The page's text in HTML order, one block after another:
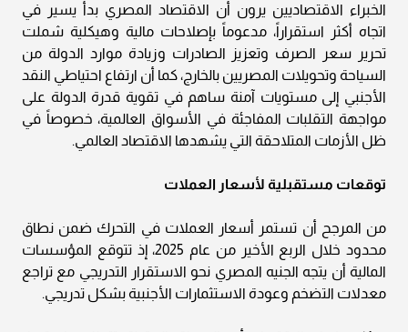
الخبراء الاقتصاديين يرون أن الاقتصاد المصري بدأ يسير في
اتجاه أكثر استقراراً، مدعوماً بإصلاحات مالية وهيكلية شملت
تحرير سعر الصرف وتعزيز الصادرات وزيادة موارد الدولة من
السياحة وتحويلات المصريين بالخارج، كما أن ارتفاع احتياطي النقد
الأجنبي إلى مستويات آمنة ساهم في تقوية قدرة الدولة على
مواجهة التقلبات المفاجئة في الأسواق العالمية، خصوصاً في
ظل الأزمات المتلاحقة التي يشهدها الاقتصاد العالمي.
توقعات مستقبلية لأسعار العملات
من المرجح أن تستمر أسعار العملات في التحرك ضمن نطاق
محدود خلال الربع الأخير من عام 2025، إذ تتوقع المؤسسات
المالية أن يتجه الجنيه المصري نحو الاستقرار التدريجي مع تراجع
معدلات التضخم وعودة الاستثمارات الأجنبية بشكل تدريجي.